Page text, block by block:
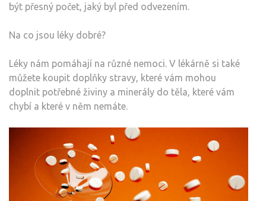
být přesný počet, jaký byl před odvezením.
Na co jsou léky dobré?
Léky nám pomáhají na různé nemoci. V lékárně si také
můžete koupit doplňky stravy, které vám mohou
doplnit potřebné živiny a minerály do těla, které vám
chybí a které v něm nemáte.